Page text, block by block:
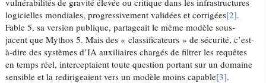
vulnérabilités de gravité élevée ou critique dans les infrastructures
logicielles mondiales, progressivement validées et corrigées[2].
Fable 5, sa version publique, partageait le même modèle sous-
jacent que Mythos 5. Mais des « classificateurs » de sécurité, c’est-
à-dire des systèmes d’IA auxiliaires chargés de filtrer les requêtes
en temps réel, interceptaient toute question portant sur un domaine
sensible et la redirigeaient vers un modèle moins capable[3].